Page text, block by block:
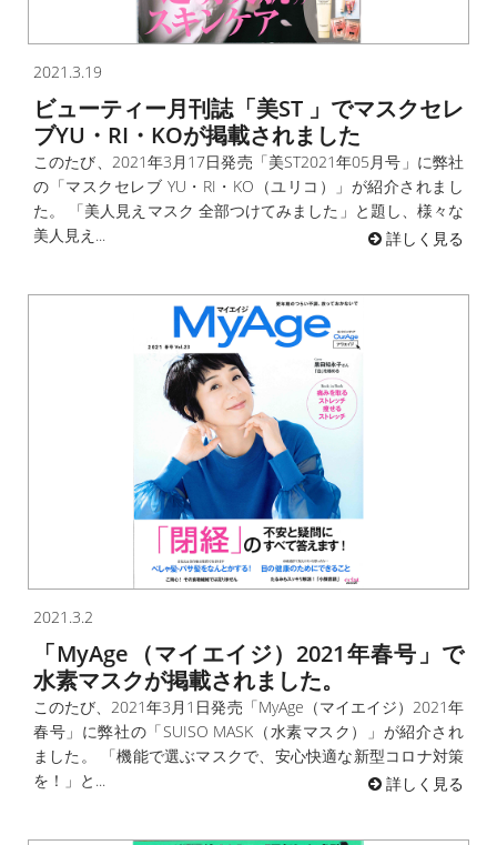
2021.3.19
ビューティー月刊誌「美ST 」でマスクセレ
ブYU・RI・KOが掲載されました
このたび、2021年3月17日発売「美ST2021年05月号」に弊社
の「マスクセレブ YU・RI・KO（ユリコ）」が紹介されまし
た。 「美人見えマスク 全部つけてみました」と題し、様々な
美人見え...
詳しく見る
2021.3.2
「MyAge（マイエイジ）2021年春号」で
水素マスクが掲載されました。
このたび、2021年3月1日発売「MyAge（マイエイジ）2021年
春号」に弊社の「SUISO MASK（水素マスク）」が紹介され
ました。 「機能で選ぶマスクで、安心快適な新型コロナ対策
を！」と...
詳しく見る